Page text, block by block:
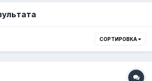
СОРТИРОВКА